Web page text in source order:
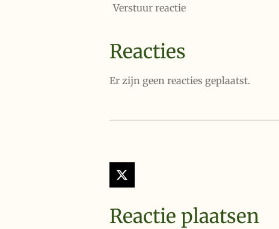
Verstuur reactie
Reacties
Er zijn geen reacties geplaatst.
X
Reactie plaatsen